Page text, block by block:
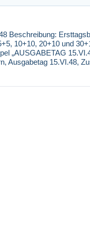
Beschreibung:
10+10, 20+10 und
„AUSGABETAG
Ausgabetag 15.VI.48,